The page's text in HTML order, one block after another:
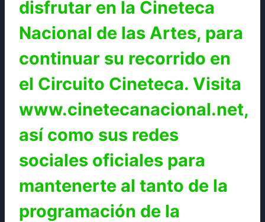
disfrutar en la Cineteca
Nacional de las Artes, para
continuar su recorrido en
el Circuito Cineteca. Visita
www.cinetecanacional.net,
así como sus redes
sociales oficiales para
mantenerte al tanto de la
programación de la